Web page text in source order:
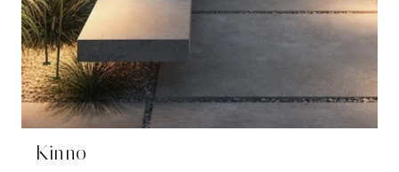
Kinno